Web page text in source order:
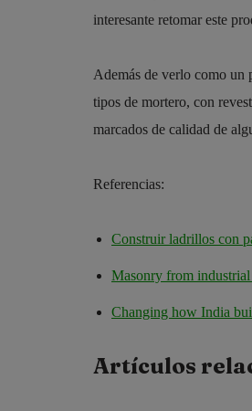
interesante retomar este
Además de verlo como un
tipos de mortero, con
marcados de calidad de
Referencias:
Construir ladrillos con
Masonry from industrial
Changing how India
Artículos